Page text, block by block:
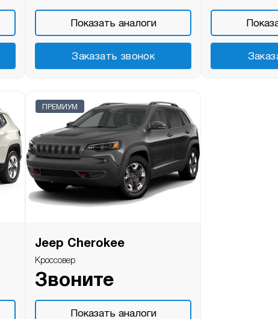
Показать аналоги
Заказать звонок
ПРЕМИУМ
Jeep Cherokee
Кроссовер
Звоните
Показать аналоги